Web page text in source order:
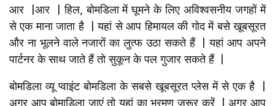
आर |आर | हिल, बोमडिला में घूमने के लिए अविश्वसनीय जगहों में
से एक माना जाता है | यहां से आप हिमायल की गोद में बसे खूबसूरत
और ना भूलने वाले नजारों का लुत्फ उठा सकते हैं | यहां आप अपने
पार्टनर के साथ जाते हैं तो सुकून के पल गुजार सकते हैं |
बोमडिला व्यू प्वाइंट बोमडिला के सबसे खूबसूरत प्लेस में से एक है |
अगर आप बोमाडिला जाएं तो यहां का भ्रमण जरूर करें | अगर आप